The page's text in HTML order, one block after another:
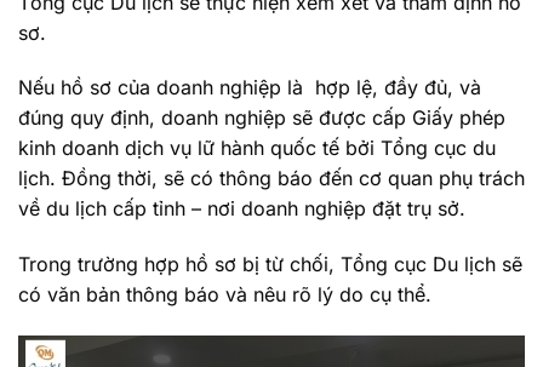
sơ.
Nếu hồ sơ của doanh nghiệp là hợp lệ, đầy đủ, và
đúng quy định, doanh nghiệp sẽ được cấp Giấy phép
kinh doanh dịch vụ lữ hành quốc tế bởi Tổng cục du
lịch. Đồng thời, sẽ có thông báo đến cơ quan phụ trách
về du lịch cấp tỉnh – nơi doanh nghiệp đặt trụ sở.
Trong trường hợp hồ sơ bị từ chối, Tổng cục Du lịch sẽ
có văn bản thông báo và nêu rõ lý do cụ thể.